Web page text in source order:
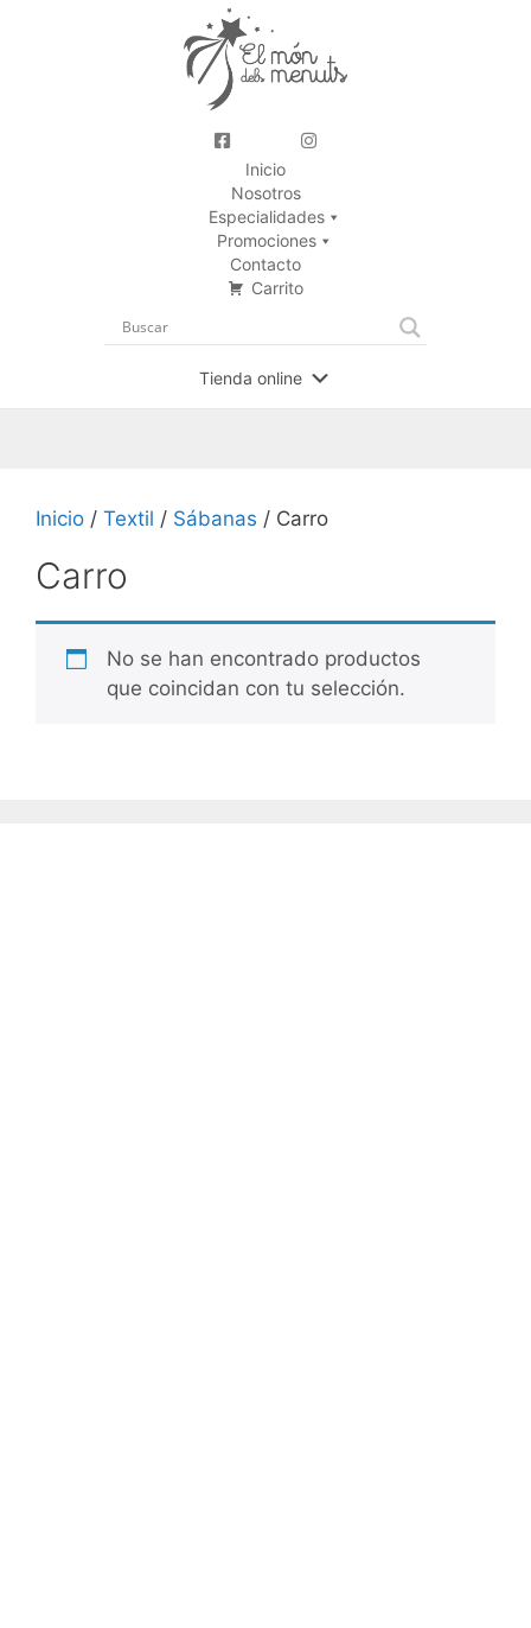
Inicio
Nosotros
Especialidades
Promociones
Contacto
Carrito
Tienda online
Inicio / Textil / Sábanas / Carro
Carro
No se han encontrado productos
que coincidan con tu selección.